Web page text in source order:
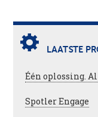
LAATSTE
Één oplossing.
Spotler Engage